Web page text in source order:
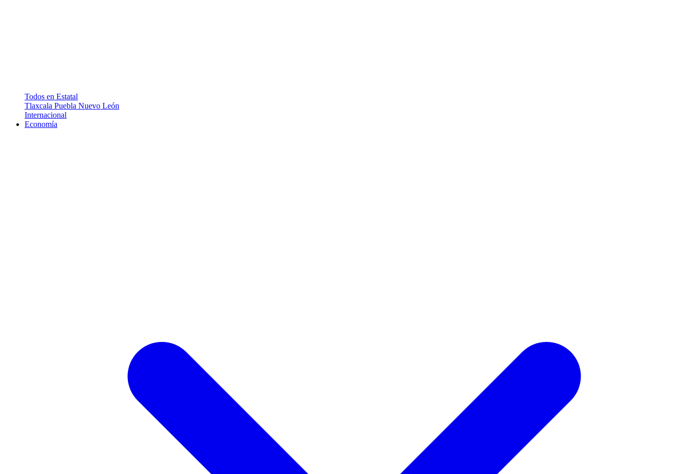
Todos en Estatal
Tlaxcala Puebla Nuevo León
Internacional
Economía